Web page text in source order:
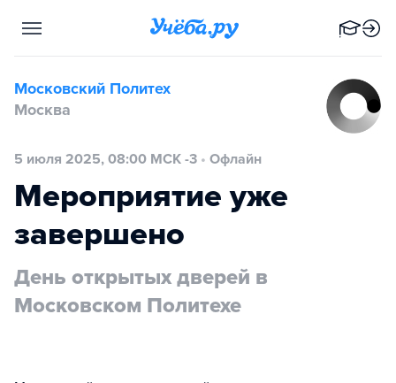
Московский Политех
Москва
5 июля 2025, 08:00 МСК -3 • Офлайн
Мероприятие уже
завершено
День открытых дверей в
Московском Политехе